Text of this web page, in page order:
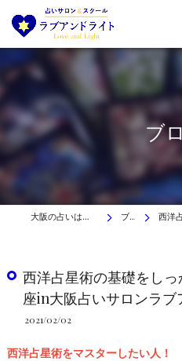
ブ
大阪の占いはラブアンドライト ブログ 西洋占星
西洋占星術の基礎をし
座in大阪占いサロンラブ
2021/02/02
西洋占星術をマスターしたい人！